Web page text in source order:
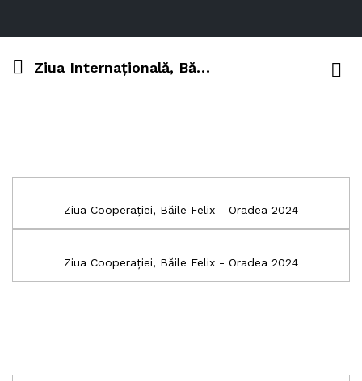
Ziua Internațională, Băile Felix- Oradea, Bihor 2024 – POZE
Ziua Cooperației, Băile Felix - Oradea 2024
Ziua Cooperației, Băile Felix - Oradea 2024